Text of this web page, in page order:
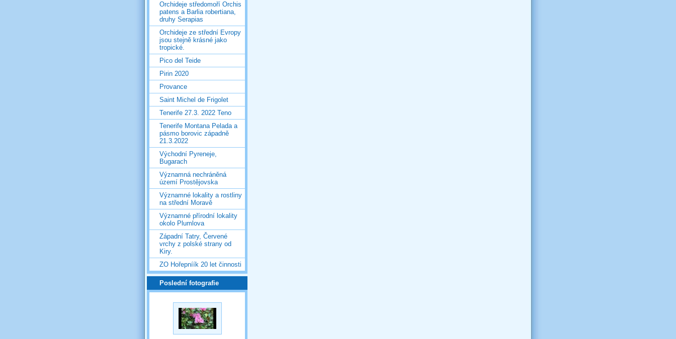
Orchideje středomoří Orchis
patens a Barlia robertiana,
druhy Serapias
Orchideje ze střední Evropy
jsou stejně krásné jako
tropické.
Pico del Teide
Pirin 2020
Provance
Saint Michel de Frigolet
Tenerife 27.3. 2022 Teno
Tenerife Montana Pelada a
pásmo borovic západně
21.3.2022
Východní Pyreneje,
Bugarach
Významná nechráněná
území Prostějovska
Významné lokality a rostliny
na střední Moravě
Významné přírodní lokality
okolo Plumlova
Západní Tatry, Červené
vrchy z polské strany od
Kiry.
ZO Hořepníík 20 let činnosti
Poslední fotografie